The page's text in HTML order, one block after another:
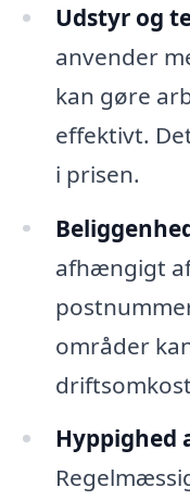
Udstyr og
anvender
kan gøre
effektivt.
i prisen.
afhængigt
områder
Hyppighed